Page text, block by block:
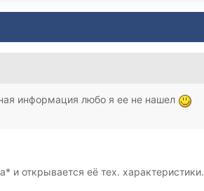
информация любо я ее не нашел
и открывается её тех. характеристики.